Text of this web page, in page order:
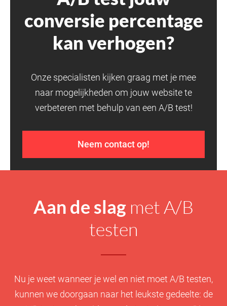
conversie percentage
kan verhogen?
Onze specialisten kijken graag met je mee
naar mogelijkheden om jouw website te
verbeteren met behulp van een A/B test!
Neem contact op!
Aan de slag met A/B
testen
Nu je weet wanneer je wel en niet moet A/B testen,
kunnen we doorgaan naar het leukste gedeelte: de